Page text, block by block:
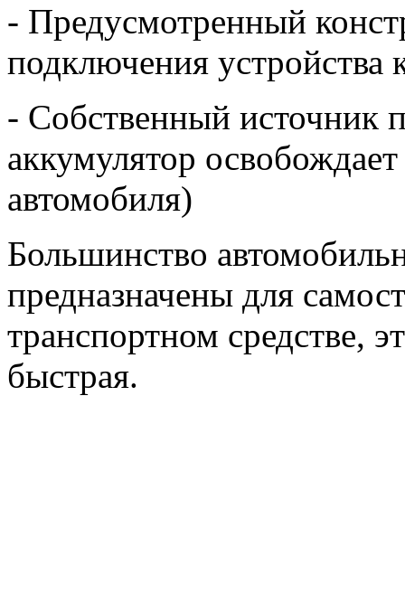
- Предусмотренный
подключения устройства
- Собственный источник
аккумулятор
автомобиля)
Большинство
предназначены для
транспортном средстве,
быстрая.